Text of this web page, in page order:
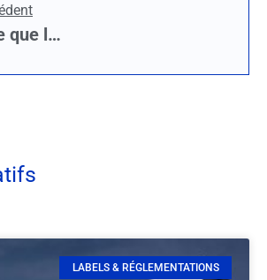
Qu’est-ce que le label Vertvolt ?
LABELS & RÉGLEMENTATIONS